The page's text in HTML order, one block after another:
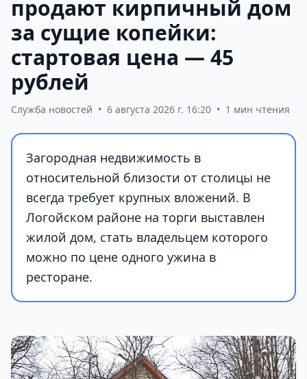
продают кирпичный дом
за сущие копейки:
стартовая цена — 45
рублей
Служба новостей • 6 августа 2026 г. 16:20 • 1 мин чтения
Загородная недвижимость в
относительной близости от столицы не
всегда требует крупных вложений. В
Логойском районе на торги выставлен
жилой дом, стать владельцем которого
можно по цене одного ужина в
ресторане.